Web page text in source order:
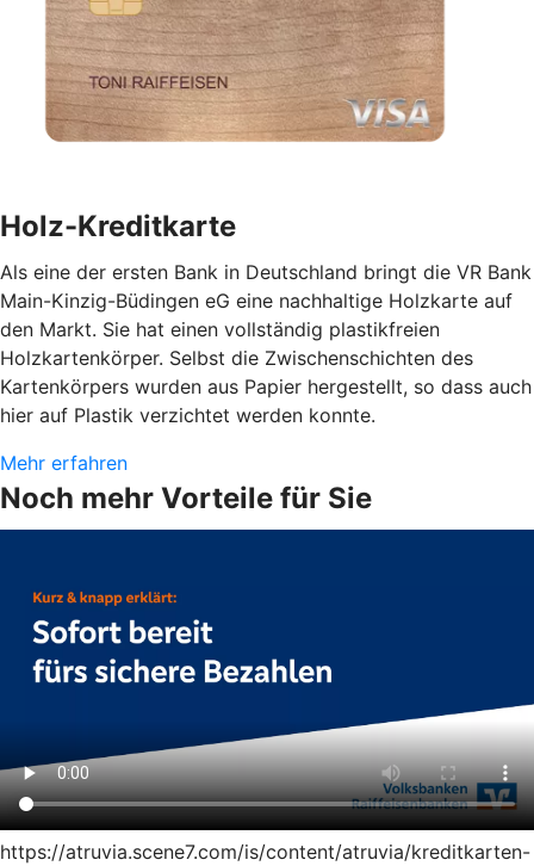
Holz-Kreditkarte
Als eine der ersten Bank in Deutschland bringt die VR Bank
Main-Kinzig-Büdingen eG eine nachhaltige Holzkarte auf
den Markt. Sie hat einen vollständig plastikfreien
Holzkartenkörper. Selbst die Zwischenschichten des
Kartenkörpers wurden aus Papier hergestellt, so dass auch
hier auf Plastik verzichtet werden konnte.
Mehr erfahren
Noch mehr Vorteile für Sie
https://atruvia.scene7.com/is/content/atruvia/kreditkarten-